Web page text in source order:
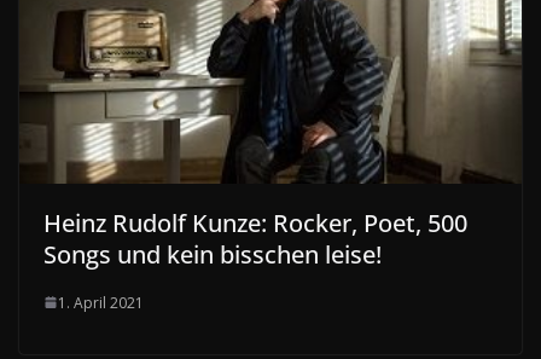
Heinz Rudolf Kunze: Rocker, Poet, 500
Songs und kein bisschen leise!
1. April 2021